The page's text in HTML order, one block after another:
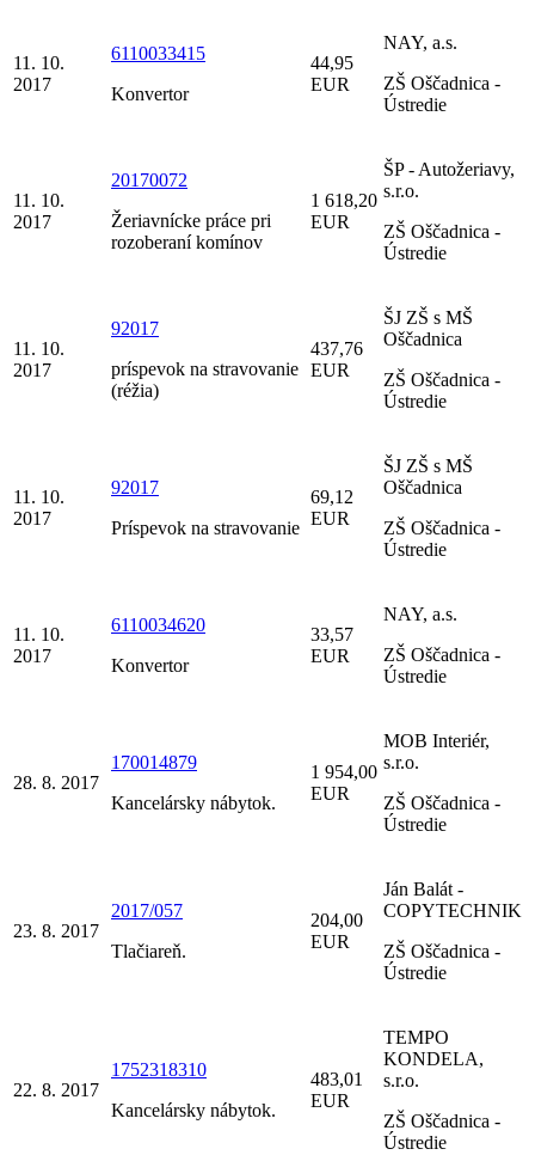
11. 10.
2017
6110033415
Konvertor
44,95
EUR
NAY, a.s.
ZŠ Oščadnica -
Ústredie
11. 10.
2017
20170072
Žeriavnícke práce pri
rozoberaní komínov
1 618,20
EUR
ŠP - Autožeriavy,
s.r.o.
ZŠ Oščadnica -
Ústredie
11. 10.
2017
92017
príspevok na stravovanie
(réžia)
437,76
EUR
ŠJ ZŠ s MŠ
Oščadnica
ZŠ Oščadnica -
Ústredie
11. 10.
2017
92017
Príspevok na stravovanie
69,12
EUR
ŠJ ZŠ s MŠ
Oščadnica
ZŠ Oščadnica -
Ústredie
11. 10.
2017
6110034620
Konvertor
33,57
EUR
NAY, a.s.
ZŠ Oščadnica -
Ústredie
28. 8. 2017
170014879
Kancelársky nábytok.
1 954,00
EUR
MOB Interiér,
s.r.o.
ZŠ Oščadnica -
Ústredie
23. 8. 2017
2017/057
Tlačiareň.
204,00
EUR
Ján Balát -
COPYTECHNIK
ZŠ Oščadnica -
Ústredie
22. 8. 2017
1752318310
Kancelársky nábytok.
483,01
EUR
TEMPO
KONDELA,
s.r.o.
ZŠ Oščadnica -
Ústredie